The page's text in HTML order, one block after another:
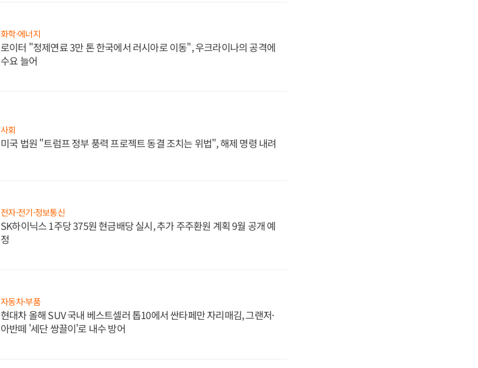
화학·에너지
로이터 "정제연료 3만 톤 한국에서 러시아로 이동", 우크라이나의 공격에
수요 늘어
사회
미국 법원 "트럼프 정부 풍력 프로젝트 동결 조치는 위법", 해제 명령 내려
전자·전기·정보통신
SK하이닉스 1주당 375원 현금배당 실시, 추가 주주환원 계획 9월 공개 예
정
자동차·부품
현대차 올해 SUV 국내 베스트셀러 톱10에서 싼타페만 자리매김, 그랜저·
아반떼 '세단 쌍끌이'로 내수 방어